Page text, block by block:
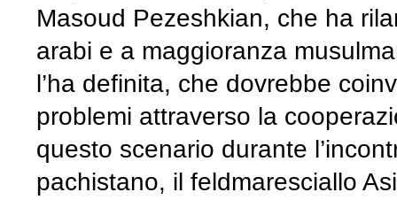
Masoud Pezeshkian, che ha
arabi e a maggioranza
l’ha definita, che dovrebbe
problemi attraverso la
questo scenario durante
pachistano, il feldmaresciallo